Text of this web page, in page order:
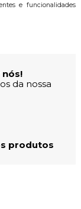
e funcionalidades
da nossa
produtos